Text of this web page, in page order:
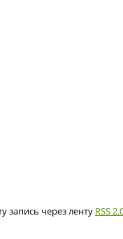
запись через ленту RSS